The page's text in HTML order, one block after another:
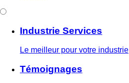
Industrie Services
Le meilleur pour votre industrie
Témoignages